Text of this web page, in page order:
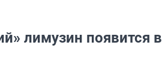
лимузин появится в